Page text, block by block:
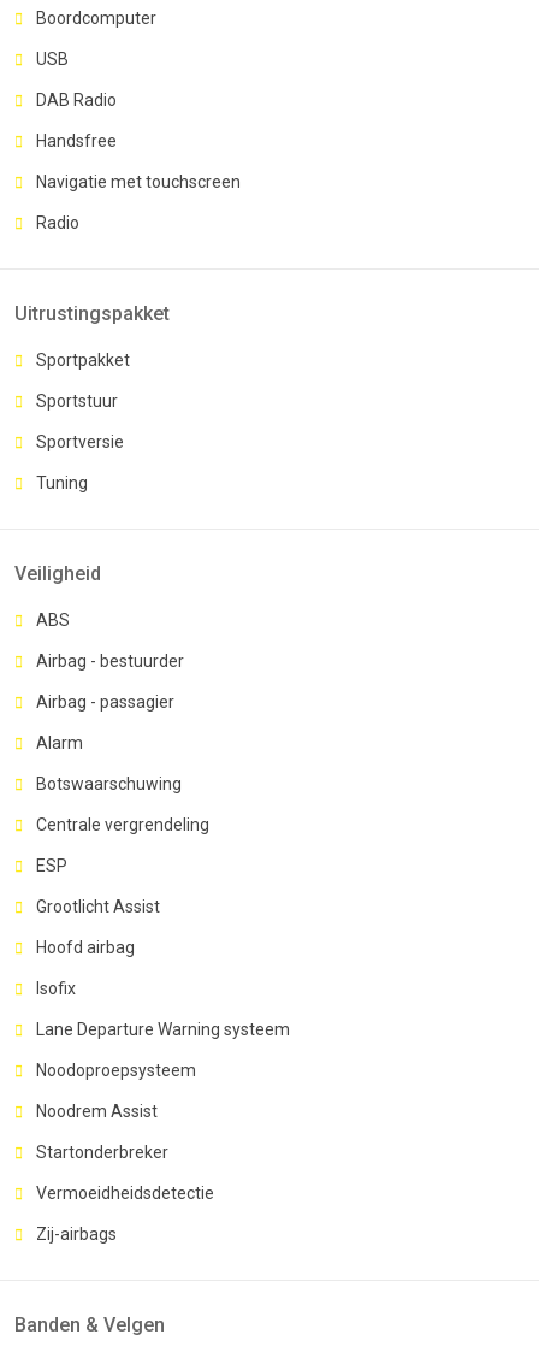
Boordcomputer
USB
DAB Radio
Handsfree
Navigatie met touchscreen
Radio
Uitrustingspakket
Sportpakket
Sportstuur
Sportversie
Tuning
Veiligheid
ABS
Airbag - bestuurder
Airbag - passagier
Alarm
Botswaarschuwing
Centrale vergrendeling
ESP
Grootlicht Assist
Hoofd airbag
Isofix
Lane Departure Warning systeem
Noodoproepsysteem
Noodrem Assist
Startonderbreker
Vermoeidheidsdetectie
Zij-airbags
Banden & Velgen